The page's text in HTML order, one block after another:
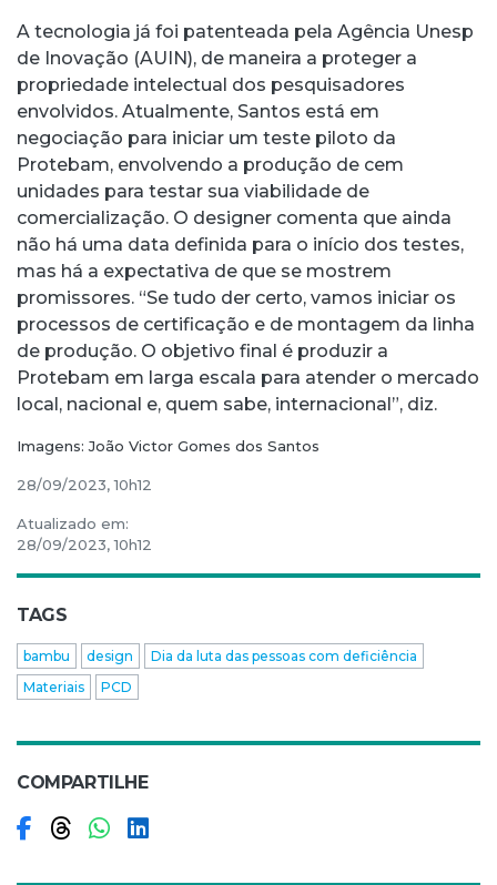
A tecnologia já foi patenteada pela Agência Unesp
de Inovação (AUIN), de maneira a proteger a
propriedade intelectual dos pesquisadores
envolvidos. Atualmente, Santos está em
negociação para iniciar um teste piloto da
Protebam, envolvendo a produção de cem
unidades para testar sua viabilidade de
comercialização. O designer comenta que ainda
não há uma data definida para o início dos testes,
mas há a expectativa de que se mostrem
promissores. “Se tudo der certo, vamos iniciar os
processos de certificação e de montagem da linha
de produção. O objetivo final é produzir a
Protebam em larga escala para atender o mercado
local, nacional e, quem sabe, internacional”, diz.
Imagens: João Victor Gomes dos Santos
28/09/2023, 10h12
Atualizado em:
28/09/2023, 10h12
TAGS
bambu design
Dia da luta das pessoas com deficiência
Materiais
PCD
COMPARTILHE
Compartilhar no Facebook
Compartilhar no Threads
Compartilhar no WhatsApp
Compartilhar no LinkedIn